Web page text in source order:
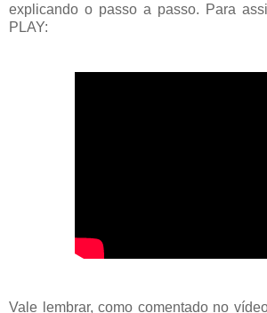
explicando o passo a passo. Para
PLAY:
Vale lembrar, como comentado no